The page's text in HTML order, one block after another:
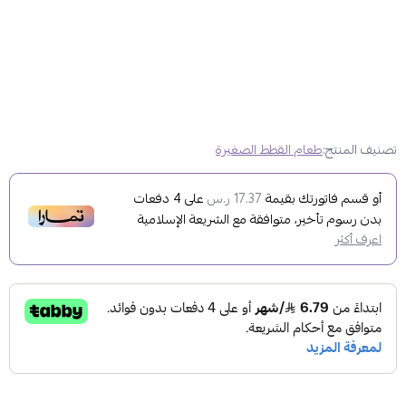
تصنيف المنتج:طعام القطط الصغيرة
أو قسم فاتورتك بقيمة 17.37 ر.س على4 دفعات
بدون رسوم تأخير، متوافقة مع الشريعة الإسلامية
اعرف أكثر